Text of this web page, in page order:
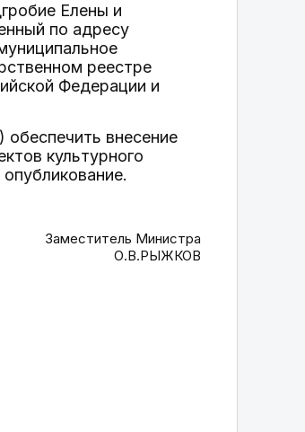
Елены и
по адресу
реестре
Федерации и
внесение
культурного
Заместитель Министра
О.В.РЫЖКОВ